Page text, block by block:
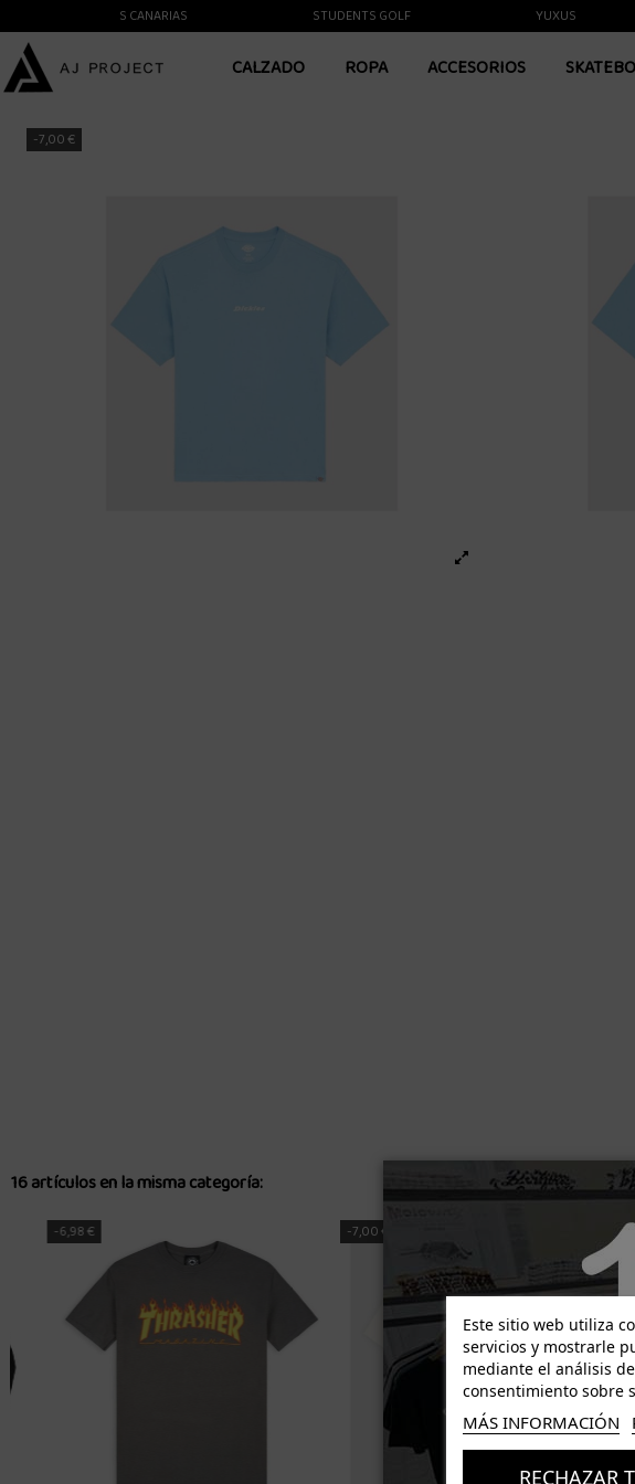
A LAS ISLAS CANARIAS STUDENTS GOLF YUXUS
CALZADO ROPA ACCESORIOS
-7,00 €
16 artículos en la misma categoría:
-8,38 € -9,00 € -
Este sitio web utiliza
servicios y mostrarle
mediante el análisis
consentimiento sobre
MÁS INFORMACIÓN
RECHAZAR